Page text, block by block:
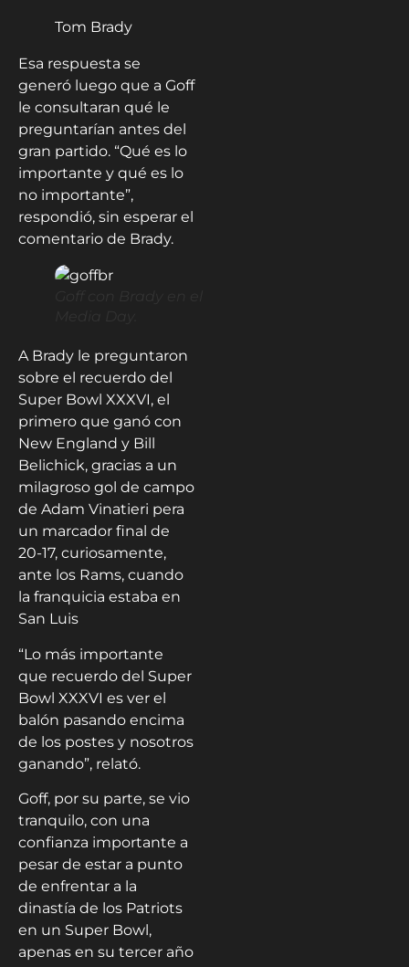
Tom Brady
Esa respuesta se
generó luego que a Goff
le consultaran qué le
preguntarían antes del
gran partido. “Qué es lo
importante y qué es lo
no importante”,
respondió, sin esperar el
comentario de Brady.
A Brady le preguntaron
sobre el recuerdo del
Super Bowl XXXVI, el
primero que ganó con
New England y Bill
Belichick, gracias a un
milagroso gol de campo
de Adam Vinatieri pera
un marcador final de
20-17, curiosamente,
ante los Rams, cuando
la franquicia estaba en
San Luis
“Lo más importante
que recuerdo del Super
Bowl XXXVI es ver el
balón pasando encima
de los postes y nosotros
ganando”, relató.
Goff, por su parte, se vio
tranquilo, con una
confianza importante a
pesar de estar a punto
de enfrentar a la
dinastía de los Patriots
en un Super Bowl,
apenas en su tercer año